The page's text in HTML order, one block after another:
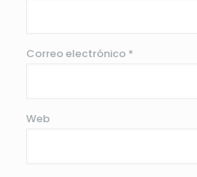
Correo electrónico *
Web